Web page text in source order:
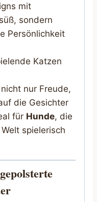
mit
sondern
Persönlichkeit
Katzen
nur Freude,
die Gesichter
für Hunde, die
spielerisch